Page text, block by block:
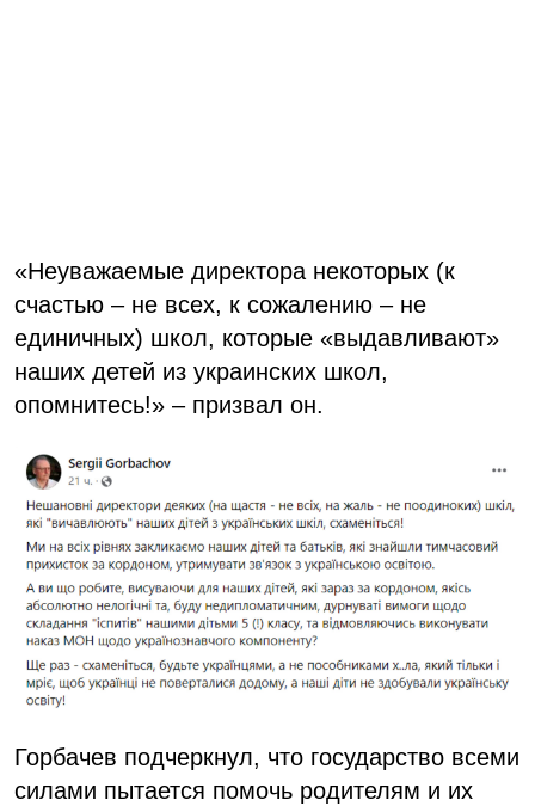
«Неуважаемые директора некоторых (к
счастью – не всех, к сожалению – не
единичных) школ, которые «выдавливают»
наших детей из украинских школ,
опомнитесь!» – призвал он.
Горбачев подчеркнул, что государство всеми
силами пытается помочь родителям и их